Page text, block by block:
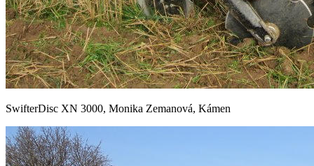
SwifterDisc XN 3000, Monika Zemanová, Kámen